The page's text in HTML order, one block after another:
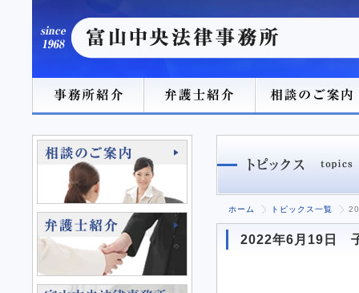
ホーム トピックス一覧
2022年6月19日